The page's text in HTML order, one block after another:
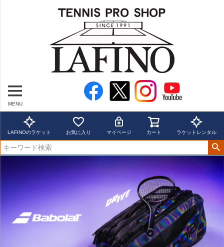
MENU
LAFINOのラケット お気に入り マイページ カート ラケットレンタル